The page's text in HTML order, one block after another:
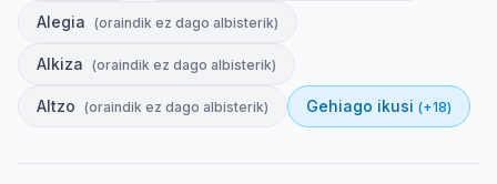
Alegia (oraindik ez dago albisterik)
Alkiza (oraindik ez dago albisterik)
Altzo (oraindik ez dago albisterik) Gehiago ikusi (+18)